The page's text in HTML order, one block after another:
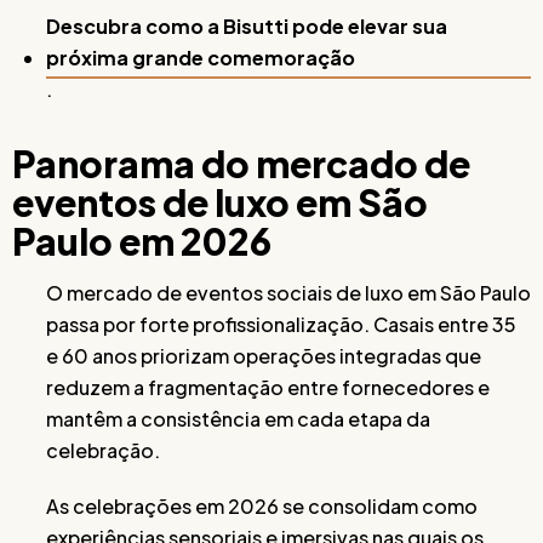
Descubra como a Bisutti pode elevar sua
próxima grande comemoração
.
Panorama do mercado de
eventos de luxo em São
Paulo em 2026
O mercado de eventos sociais de luxo em São Paulo
passa por forte profissionalização. Casais entre 35
e 60 anos priorizam operações integradas que
reduzem a fragmentação entre fornecedores e
mantêm a consistência em cada etapa da
celebração.
As celebrações em 2026 se consolidam como
experiências sensoriais e imersivas nas quais os